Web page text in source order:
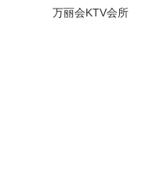
万丽会KTV会所